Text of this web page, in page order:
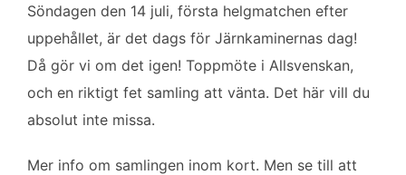
Söndagen den 14 juli, första helgmatchen efter
uppehållet, är det dags för Järnkaminernas dag!
Då gör vi om det igen! Toppmöte i Allsvenskan,
och en riktigt fet samling att vänta. Det här vill du
absolut inte missa.
Mer info om samlingen inom kort. Men se till att